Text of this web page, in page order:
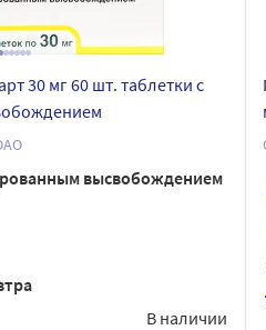
30 мг 60 шт. таблетки с
высвобождением
В наличии